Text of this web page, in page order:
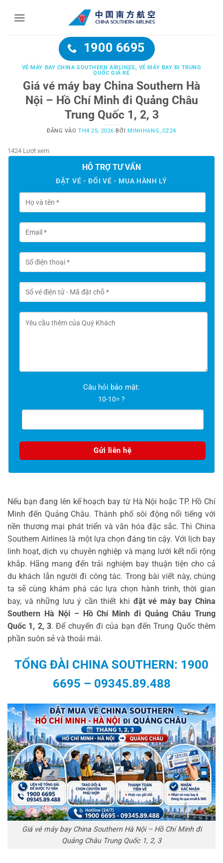
1900 6695
VÉ MÁY BAY CHINA SOUTHERN AIRLINES, VÉ MÁY BAY ĐI TRUNG
QUỐC GIÁ RẺ
Giá vé máy bay China Southern Hà
Nội – Hồ Chí Minh đi Quảng Châu
Trung Quốc 1, 2, 3
ĐĂNG VÀOTH4 25, 2026 BỞI MINHHANG_CZ24
1424 Lượt xem
HỖ TRỢ TƯ VẤN
ĐẶT VÉ - ĐỔI VÉ - MUA HÀNH LÝ
Câu hỏi bảo mật:
10-10= ?
Nếu bạn đang lên kế hoạch bay từ Hà Nội hoặc TP. Hồ Chí
Minh đến Quảng Châu. Thành phố sôi động nổi tiếng với
nền thương mại phát triển và văn hóa đặc sắc. Thì China
Southern Airlines là một lựa chọn đáng tin cậy. Với lịch bay
linh hoạt, dịch vụ chuyên nghiệp và mạng lưới kết nối rộng
khắp. Hãng mang đến trải nghiệm bay thuận tiện cho cả
du khách lẫn người đi công tác. Trong bài viết này, chúng
ta sẽ cùng khám phá các lựa chọn hành trình, thời gian
bay, và những lưu ý cần thiết khi đặt vé máy bay China
Southern Hà Nội – Hồ Chí Minh đi Quảng Châu Trung
Quốc 1, 2, 3. Để chuyến đi của bạn đến Trung Quốc thêm
phần suôn sẻ và thoải mái.
TỔNG ĐÀI CHINA SOUTHERN: 1900
6695 – 09345.89.488
Giá vé máy bay China Southern Hà Nội – Hồ Chí Minh đi
Quảng Châu Trung Quốc 1, 2, 3